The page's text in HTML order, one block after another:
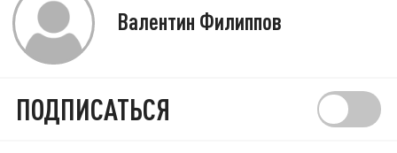
Валентин Филиппов
ПОДПИСАТЬСЯ